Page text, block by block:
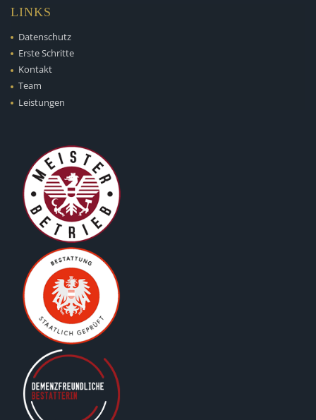
LINKS
Datenschutz
Erste Schritte
Kontakt
Team
Leistungen